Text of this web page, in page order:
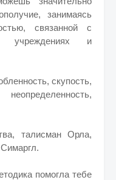
занимаясь
связанной с
учреждениях и
скупость,
талисман Орла,
помогла тебе